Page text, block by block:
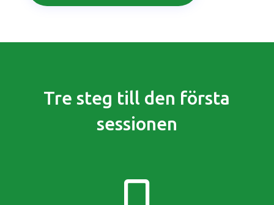
Tre steg till den första
sessionen